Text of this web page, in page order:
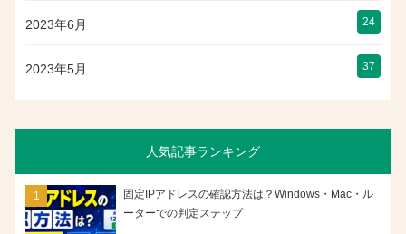
2023年6月 24
2023年5月 37
人気記事ランキング
固定IPアドレスの確認方法は？Windows・Mac・ル
ーターでの判定ステップ